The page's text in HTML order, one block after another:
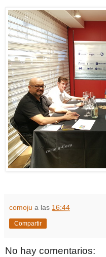
comoju a las 16:44
Compartir
No hay comentarios: